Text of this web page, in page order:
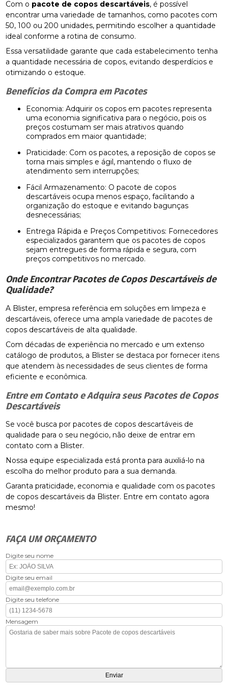
Com o pacote de copos descartáveis, é possível
encontrar uma variedade de tamanhos, como pacotes com
50, 100 ou 200 unidades, permitindo escolher a quantidade
ideal conforme a rotina de consumo.
Essa versatilidade garante que cada estabelecimento tenha
a quantidade necessária de copos, evitando desperdícios e
otimizando o estoque.
Benefícios da Compra em Pacotes
Economia: Adquirir os copos em pacotes representa
uma economia significativa para o negócio, pois os
preços costumam ser mais atrativos quando
comprados em maior quantidade;
Praticidade: Com os pacotes, a reposição de copos se
torna mais simples e ágil, mantendo o fluxo de
atendimento sem interrupções;
Fácil Armazenamento: O pacote de copos
descartáveis ocupa menos espaço, facilitando a
organização do estoque e evitando bagunças
desnecessárias;
Entrega Rápida e Preços Competitivos: Fornecedores
especializados garantem que os pacotes de copos
sejam entregues de forma rápida e segura, com
preços competitivos no mercado.
Onde Encontrar Pacotes de Copos Descartáveis de
Qualidade?
A Blister, empresa referência em soluções em limpeza e
descartáveis, oferece uma ampla variedade de pacotes de
copos descartáveis de alta qualidade.
Com décadas de experiência no mercado e um extenso
catálogo de produtos, a Blister se destaca por fornecer itens
que atendem às necessidades de seus clientes de forma
eficiente e econômica.
Entre em Contato e Adquira seus Pacotes de Copos
Descartáveis
Se você busca por pacotes de copos descartáveis de
qualidade para o seu negócio, não deixe de entrar em
contato com a Blister.
Nossa equipe especializada está pronta para auxiliá-lo na
escolha do melhor produto para a sua demanda.
Garanta praticidade, economia e qualidade com os pacotes
de copos descartáveis da Blister. Entre em contato agora
mesmo!
FAÇA UM ORÇAMENTO
Digite seu nome
Digite seu email
Digite seu telefone
Mensagem